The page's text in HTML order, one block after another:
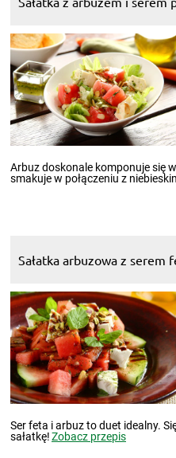
Arbuz doskonale komponuje się
smakuje w połączeniu z
Sałatka arbuzowa z serem
Ser feta i arbuz to duet idealny.
sałatkę!Zobacz przepis